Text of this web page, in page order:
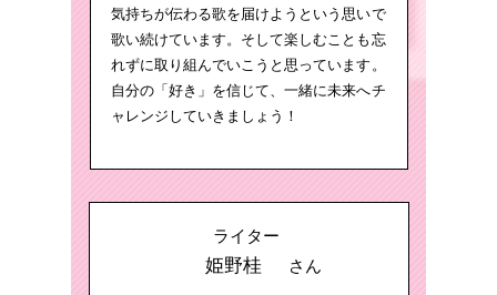
気持ちが伝わる歌を届けようという思いで
歌い続けています。そして楽しむことも忘
れずに取り組んでいこうと思っています。
自分の「好き」を信じて、一緒に未来へチ
ャレンジしていきましょう！
ライター
姫野桂 さん